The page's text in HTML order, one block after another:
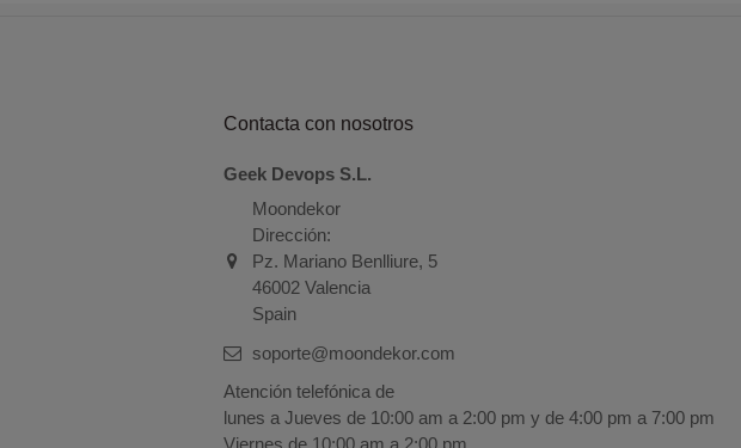
Contacta con nosotros
Geek Devops S.L.
Moondekor
Dirección:
Pz. Mariano Benlliure, 5
46002 Valencia
Spain
soporte@moondekor.com
Atención telefónica de
lunes a Jueves de 10:00 am a 2:00 pm y de 4:00 pm a 7:00 pm